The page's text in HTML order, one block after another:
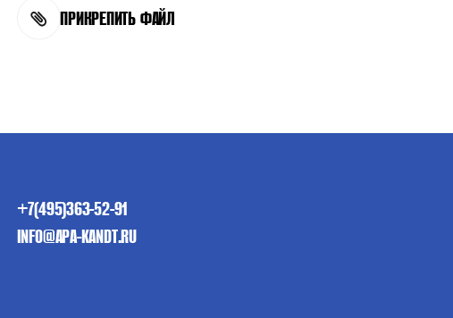
ПРИКРЕПИТЬ ФАЙЛ
+7(495)363-52-91
INFO@APA-KANDT.RU